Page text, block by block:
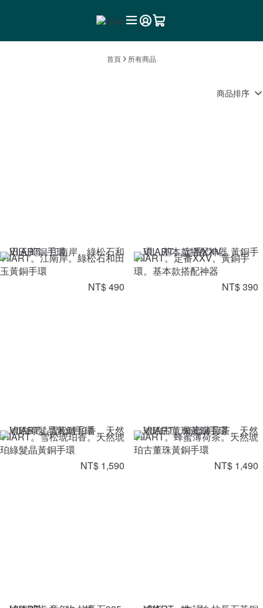
首頁 所有商品
商品排序
VIIART。江南岸。綠松石和田
玉黃銅手環
NT$ 490
VIIART。定番XXV。黃銅手
環。基本款搭配神器
NT$ 390
VIIART。雪松琥珀香。天然琥
珀綠髮晶黃銅手環
NT$ 1,590
VIIART。蜂蜜薄荷茶。天然琥
珀古董珠黃銅手環
NT$ 1,490